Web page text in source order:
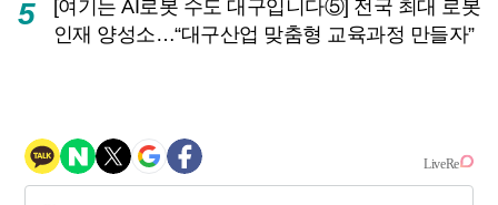
5
[여기는 AI로봇 수도 대구입니다⑤] 전국 최대 로봇
인재 양성소…“대구산업 맞춤형 교육과정 만들자”